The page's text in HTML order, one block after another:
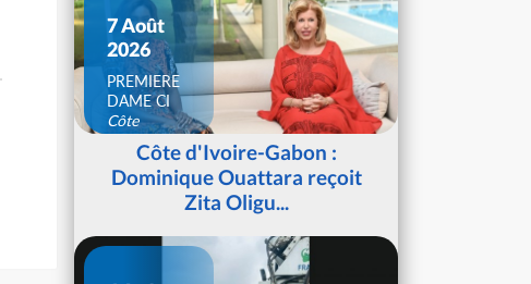
7 Août
2026
PREMIERE
DAME CI
Côte
d'IvoireCôte d'Ivoire-Gabon :
Dominique Ouattara reçoit
Zita Oligu...